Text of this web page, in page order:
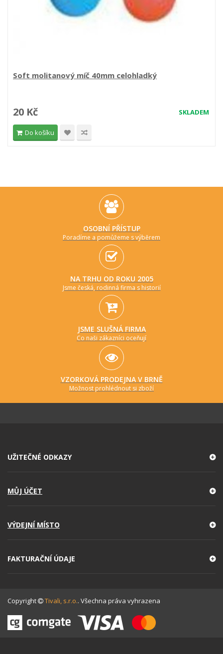
Soft molitanový míč 40mm celohladký
SKLADEM
20 Kč
Do košíku
OSOBNÍ PŘÍSTUP
Poradíme a pomůžeme s výběrem
NA TRHU OD ROKU 2005
Jsme česká, rodinná firma s historií
JSME SLUŠNÁ FIRMA
Co naši zákazníci oceňují
VZORKOVÁ PRODEJNA V BRNĚ
Možnost prohlédnout si zboží
UŽITEČNÉ ODKAZY
MŮJ ÚČET
VÝDEJNÍ MÍSTO
FAKTURAČNÍ ÚDAJE
Copyright Tivali, s.r.o.. Všechna práva vyhrazena